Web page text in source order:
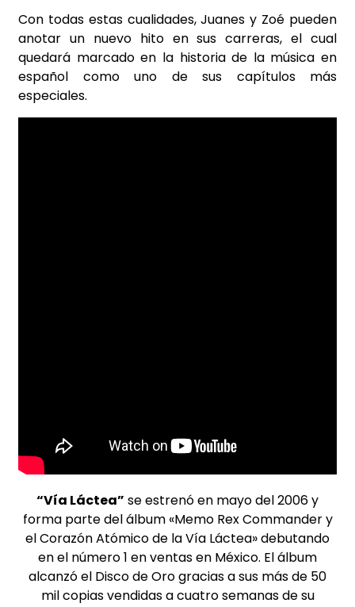
Con todas estas cualidades, Juanes y Zoé pueden
anotar un nuevo hito en sus carreras, el cual
quedará marcado en la historia de la música en
español como uno de sus capítulos más
especiales.
“Vía Láctea” se estrenó en mayo del 2006 y
forma parte del álbum «Memo Rex Commander y
el Corazón Atómico de la Vía Láctea» debutando
en el número 1 en ventas en México. El álbum
alcanzó el Disco de Oro gracias a sus más de 50
mil copias vendidas a cuatro semanas de su